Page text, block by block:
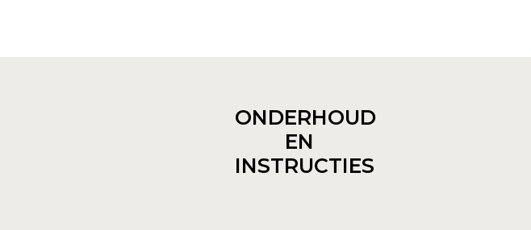
ONDERHOUD
EN
INSTRUCTIES